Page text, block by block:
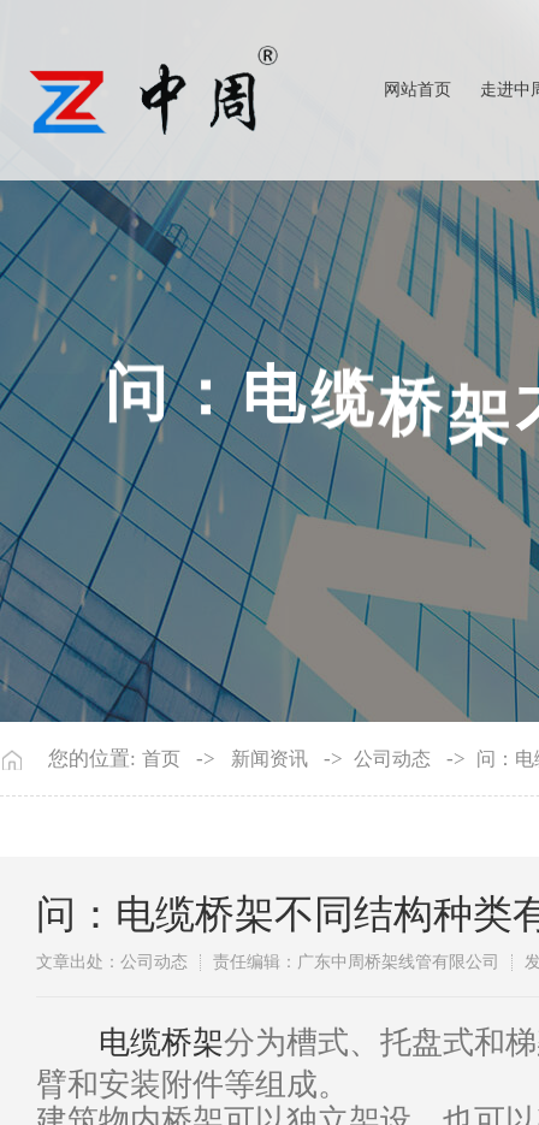
网站首页 走进中
查看更多 查看更多
问：电缆桥架
您的位置: 首页 -> 新闻资讯 -> 公司动态 -> 问：
问：电缆桥架不同结构种类
文章出处：公司动态 责任编辑：广东中周桥架线管有限公司
电缆桥架分为槽式、托盘式和
臂和安装附件等组成。